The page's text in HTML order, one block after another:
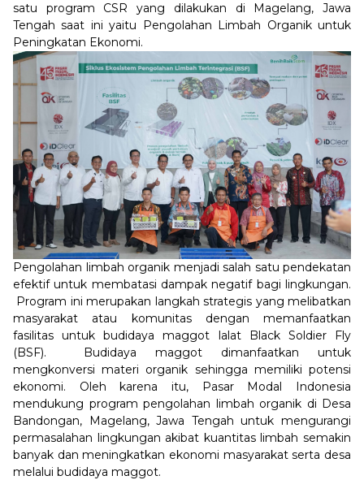
satu program CSR yang dilakukan di Magelang, Jawa
Tengah saat ini yaitu Pengolahan Limbah Organik untuk
Peningkatan Ekonomi.
Pengolahan limbah organik menjadi salah satu pendekatan
efektif untuk membatasi dampak negatif bagi lingkungan.
Program ini merupakan langkah strategis yang melibatkan
masyarakat atau komunitas dengan memanfaatkan
fasilitas untuk budidaya maggot lalat Black Soldier Fly
(BSF). Budidaya maggot dimanfaatkan untuk
mengkonversi materi organik sehingga memiliki potensi
ekonomi. Oleh karena itu, Pasar Modal Indonesia
mendukung program pengolahan limbah organik di Desa
Bandongan, Magelang, Jawa Tengah untuk mengurangi
permasalahan lingkungan akibat kuantitas limbah semakin
banyak dan meningkatkan ekonomi masyarakat serta desa
melalui budidaya maggot.